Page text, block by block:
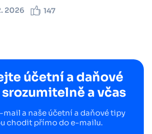
2026 147
účetní a daňové
a včas
mail a naše účetní a daňové tipy
chodit přímo do e-mailu.